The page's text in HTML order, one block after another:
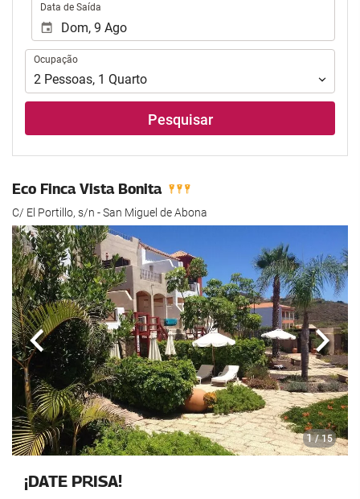
Data de Saída
Ocupação
Ocupação
2 Pessoas, 1 Quarto
Pesquisar
Eco Finca Vista Bonita
C/ El Portillo, s/n - San Miguel de Abona
1 / 15
Anterior
¡DATE PRISA!